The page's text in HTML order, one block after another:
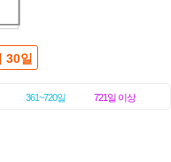
30일
361~720일 721일 이상